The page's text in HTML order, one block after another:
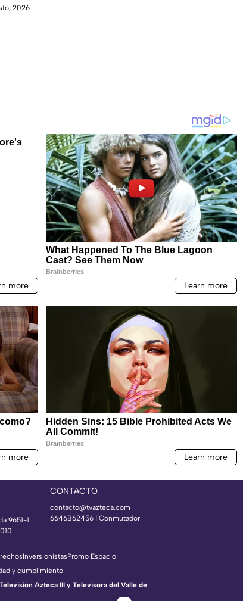
2026
9651-1
CONTACTO
contacto@tvazteca.com
6646862456 | Conmutador
InversionistasPromo Espacio
y cumplimiento
Azteca III y Televisora del Valle de